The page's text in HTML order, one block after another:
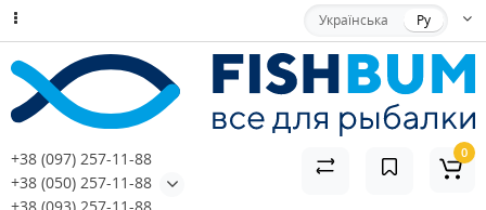
Українська Ру
+38 (097) 257-11-88
+38 (050) 257-11-88
0